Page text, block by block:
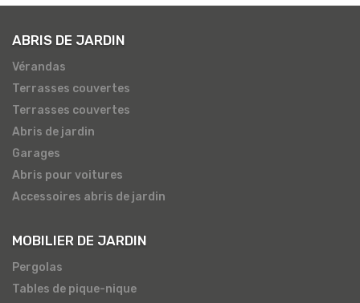
ABRIS DE JARDIN
Vérandas
Terrasses couvertes
Terrasses couvertes
Abris de jardin
Garages
Abris pour voitures
Accessoires abris de jardin
MOBILIER DE JARDIN
Pergolas
Tables de pique-nique